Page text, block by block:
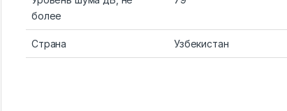
более
Страна Узбекистан